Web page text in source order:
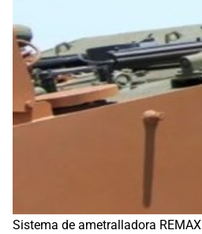
Sistema de ametralladora REMAX